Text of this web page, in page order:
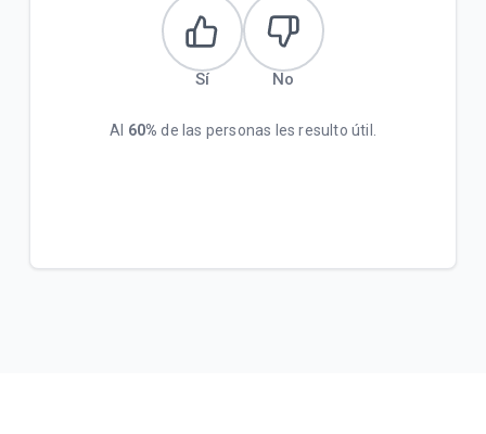
Sí No
Al 60% de las personas les resulto útil.